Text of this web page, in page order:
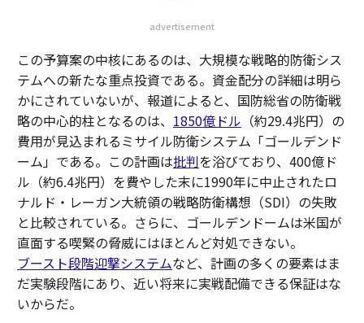
advertisement
この予算案の中核にあるのは、大規模な戦略的防衛シス
テムへの新たな重点投資である。資金配分の詳細は明ら
かにされていないが、報道によると、国防総省の防衛戦
略の中心的柱となるのは、 1850億ドル （約29.4兆円）の
費用が見込まれるミサイル防衛システム「ゴールデンド
ーム」である。この計画は批判を浴びており、400億ド
ル（約6.4兆円）を費やした末に1990年に中止されたロ
ナルド・レーガン大統領の戦略防衛構想（SDI）の失敗
と比較されている。さらに、ゴールデンドームは米国が
直面する喫緊の脅威にはほとんど対処できない。
ブースト段階迎撃システムなど、計画の多くの要素はま
だ実験段階にあり、近い将来に実戦配備できる保証はな
いからだ。